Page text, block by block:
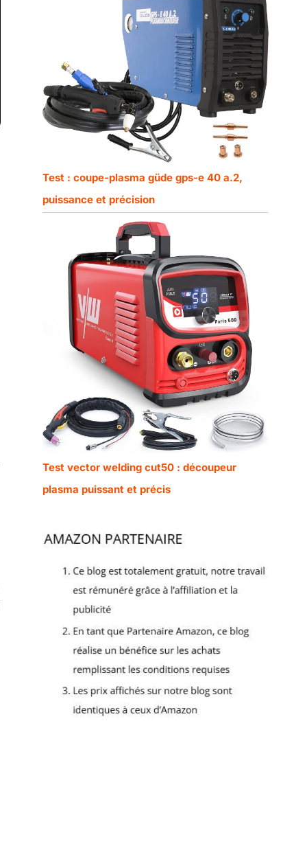
Test : coupe-plasma güde gps-e 40 a.2,
puissance et précision
Test vector welding cut50 : découpeur
plasma puissant et précis